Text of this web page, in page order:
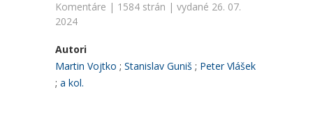
Komentáre | 1584 strán | vydané 26. 07.
2024
Autori
Martin Vojtko
Stanislav Guniš
Peter Vlášek
a kol.